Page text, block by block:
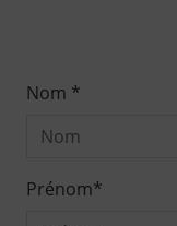
Nom *
Prénom*